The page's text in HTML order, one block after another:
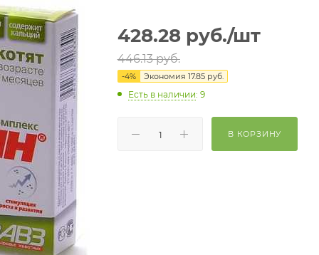
428.28руб./шт
446.13руб.
-4% Экономия 17.85руб.
Есть в наличии: 9
В КОРЗИНУ